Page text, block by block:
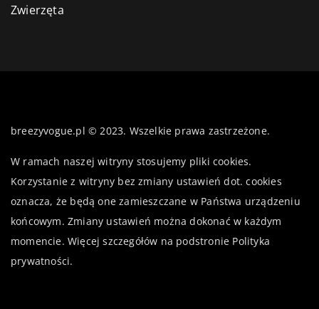
Zwierzęta
breezyvogue.pl © 2023. Wszelkie prawa zastrzeżone.
W ramach naszej witryny stosujemy pliki cookies.
Korzystanie z witryny bez zmiany ustawień dot. cookies
oznacza, że będą one zamieszczane w Państwa urządzeniu
końcowym. Zmiany ustawień można dokonać w każdym
momencie. Więcej szczegółów na podstronie Polityka
prywatności.